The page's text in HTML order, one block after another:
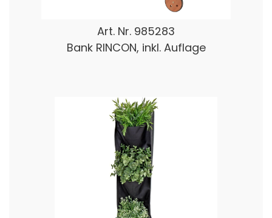
Art. Nr. 985283
Bank RINCON, inkl. Auflage